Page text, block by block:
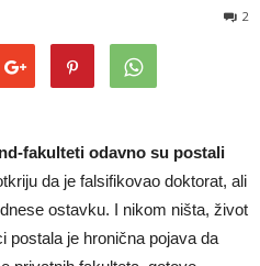
2
fakulteti odavno su postali
da je falsifikovao doktorat, ali
ostavku. I nikom ništa, život
postala je hronična pojava da